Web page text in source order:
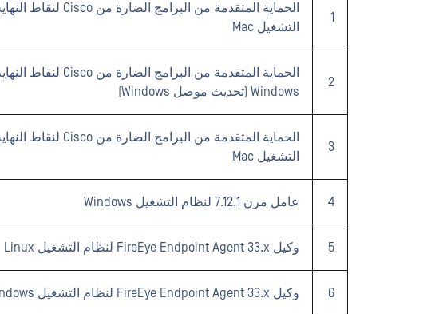
1
التشغيل Mac
2
Windows (تحديث موصل Windows)
3
التشغيل Mac
4 عامل مرن 7.12.1 لنظام التشغيل Windows
5 وكيل FireEye Endpoint Agent 33.x لنظام التشغيل Linux
6 وكيل FireEye Endpoint Agent 33.x لنظام التشغيل Windows